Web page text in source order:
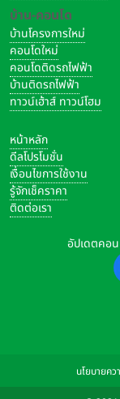
บ้าน-คอนโด
บ้านโครงการใหม่
คอนโดใหม่
คอนโดติดรถไฟฟ้า
บ้านติดรถไฟฟ้า
ทาวน์เฮ้าส์ ทาวน์โฮม
หน้าหลัก
ดีลโปรโมชั่น
เงื่อนไขการใช้งาน
รู้จักเช็คราคา
ติดต่อเรา
อัปเดตคอ
นโยบายค